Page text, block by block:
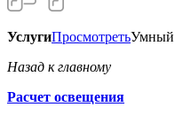
УслугиПросмотретьУмный
Назад к главному
Расчет освещения